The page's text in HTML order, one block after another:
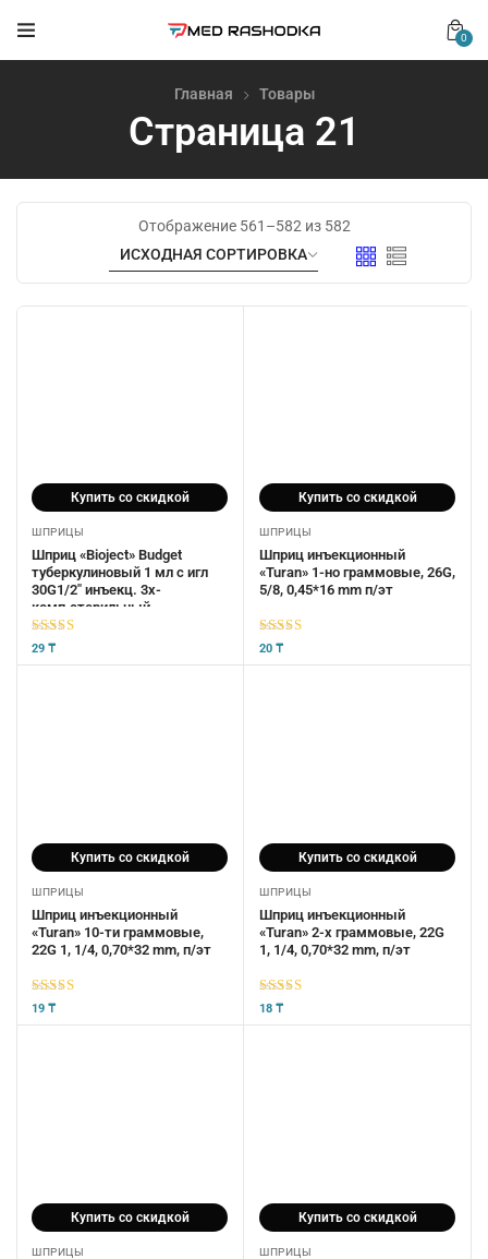
0
Главная Товары
Страница 21
Отображение 561–582 из 582
Купить со скидкой
ШПРИЦЫ
Шприц «Bioject» Budget
туберкулиновый 1 мл с игл
30G1/2″ инъекц. 3х-
комп.стерильный
5из 5
29 ₸
Купить со скидкой
ШПРИЦЫ
Шприц инъекционный
«Turan» 1-но граммовые, 26G,
5/8, 0,45*16 mm п/эт
5из 5
20 ₸
Купить со скидкой
ШПРИЦЫ
Шприц инъекционный
«Turan» 10-ти граммовые,
22G 1, 1/4, 0,70*32 mm, п/эт
5из 5
19 ₸
Купить со скидкой
ШПРИЦЫ
Шприц инъекционный
«Turan» 2-х граммовые, 22G
1, 1/4, 0,70*32 mm, п/эт
5из 5
18 ₸
Купить со скидкой
ШПРИЦЫ
Купить со скидкой
ШПРИЦЫ